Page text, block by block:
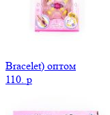
Bracelet) оптом
110. p